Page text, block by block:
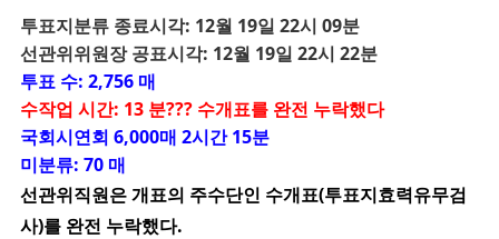
투표지분류 종료시각: 12월 19일 22시 09분
선관위위원장 공표시각: 12월 19일 22시 22분
투표 수: 2,756 매
수작업 시간: 13 분??? 수개표를 완전 누락했다
국회시연회 6,000매 2시간 15분
미분류: 70 매
선관위직원은 개표의 주수단인 수개표(투표지효력유무검
사)를 완전 누락했다.